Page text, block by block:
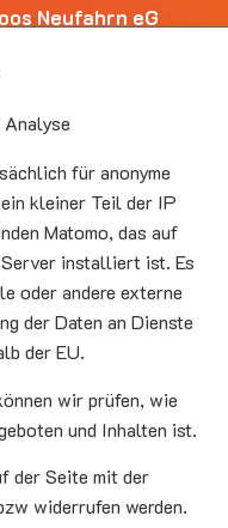
Neufahrn eG
Neufahrn
Neufahrn
Neufahrn
Analyse
für anonyme
kleiner Teil der IP
Matomo, das auf
installiert ist. Es
oder andere externe
der Daten an Dienste
der EU.
wir prüfen, wie
und Inhalten ist.
der Seite mit der
widerrufen werden.